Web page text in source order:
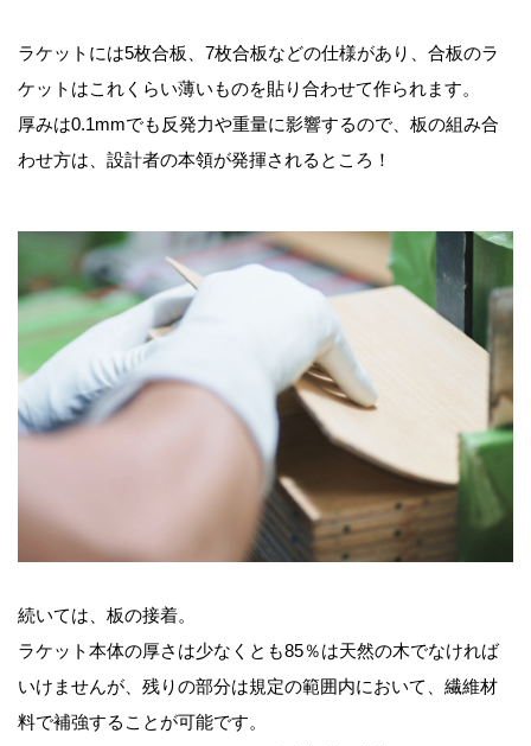
ラケットには5枚合板、7枚合板などの仕様があり、合板のラ
ケットはこれくらい薄いものを貼り合わせて作られます。
厚みは0.1mmでも反発力や重量に影響するので、板の組み合
わせ方は、設計者の本領が発揮されるところ！
続いては、板の接着。
ラケット本体の厚さは少なくとも85％は天然の木でなければ
いけませんが、残りの部分は規定の範囲内において、繊維材
料で補強することが可能です。